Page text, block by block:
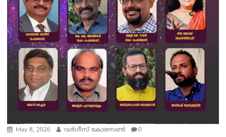
May 8, 2026 വർഗീസ് കോരസൺ 0